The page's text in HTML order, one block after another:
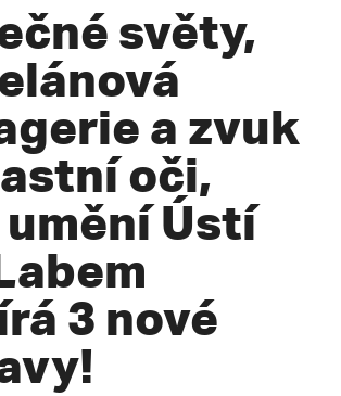
světy,
a zvuk
oči,
umění Ústí
3 nové